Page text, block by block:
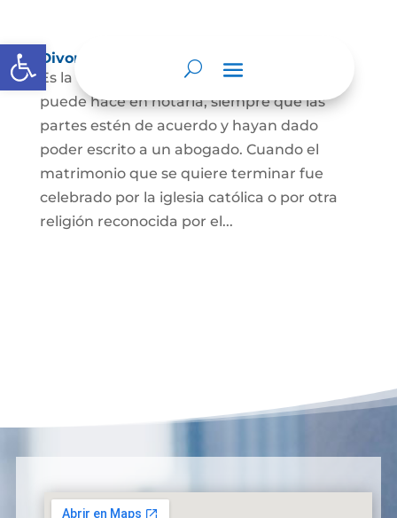
Abrir barra de herramientas
Divorcio
Es la terminación del Matrimonio Civil y se
puede hace en notaría, siempre que las
partes estén de acuerdo y hayan dado
poder escrito a un abogado. Cuando el
matrimonio que se quiere terminar fue
celebrado por la iglesia católica o por otra
religión reconocida por el...